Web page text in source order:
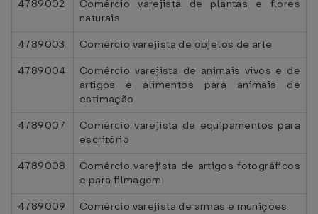
4789002
Comércio varejista de plantas e flores
naturais
4789003
Comércio varejista de objetos de arte
4789004
Comércio varejista de animais vivos e de
artigos e alimentos para animais de
estimação
4789007
Comércio varejista de equipamentos para
escritório
4789008
Comércio varejista de artigos fotográficos
e para filmagem
4789009
Comércio varejista de armas e munições